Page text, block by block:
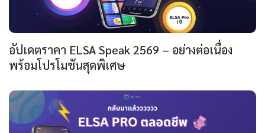
อัปเดตราคา ELSA Speak 2569 – อย่างต่อเนื่อง
พร้อมโปรโมชันสุดพิเศษ